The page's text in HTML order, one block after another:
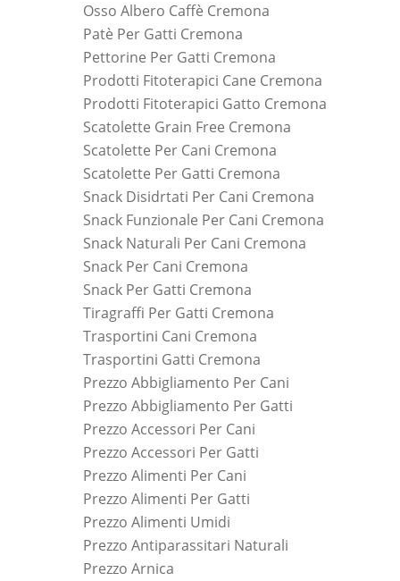
Osso Albero Caffè Cremona
Patè Per Gatti Cremona
Pettorine Per Gatti Cremona
Prodotti Fitoterapici Cane Cremona
Prodotti Fitoterapici Gatto Cremona
Scatolette Grain Free Cremona
Scatolette Per Cani Cremona
Scatolette Per Gatti Cremona
Snack Disidrtati Per Cani Cremona
Snack Funzionale Per Cani Cremona
Snack Naturali Per Cani Cremona
Snack Per Cani Cremona
Snack Per Gatti Cremona
Tiragraffi Per Gatti Cremona
Trasportini Cani Cremona
Trasportini Gatti Cremona
Prezzo Abbigliamento Per Cani
Prezzo Abbigliamento Per Gatti
Prezzo Accessori Per Cani
Prezzo Accessori Per Gatti
Prezzo Alimenti Per Cani
Prezzo Alimenti Per Gatti
Prezzo Alimenti Umidi
Prezzo Antiparassitari Naturali
Prezzo Arnica